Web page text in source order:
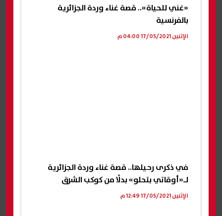
«غني للحياة».. قصة غناء وردة الجزائرية
بالفرنسية
الإثنين 17/05/2021 04:00 م
في ذكرى رحيلها.. قصة غناء وردة الجزائرية
لـ«أوقاتي بتحلو» بدلًا من كوكب الشرق
الإثنين 17/05/2021 12:49 م